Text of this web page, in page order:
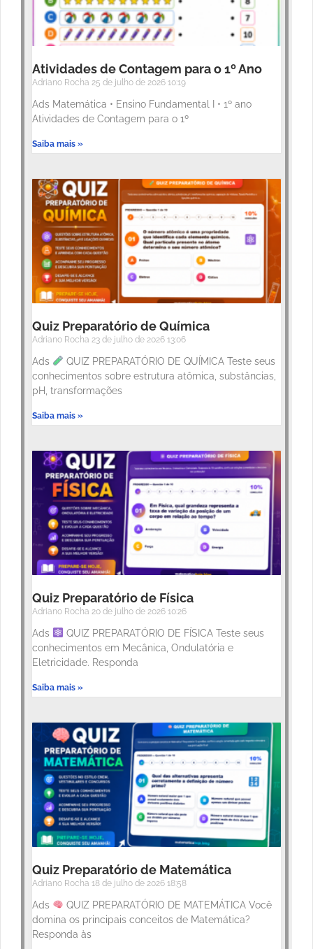
Atividades de Contagem para o 1º Ano
Adriano Rocha 25 de julho de 2026 10:19
Ads Matemática • Ensino Fundamental I • 1º ano
Atividades de Contagem para o 1º
Saiba mais »
Quiz Preparatório de Química
Adriano Rocha 23 de julho de 2026 13:06
Ads
QUIZ PREPARATÓRIO DE QUÍMICA Teste seus
conhecimentos sobre estrutura atômica, substâncias,
pH, transformações
Saiba mais »
Quiz Preparatório de Física
Adriano Rocha 20 de julho de 2026 10:26
Ads
QUIZ PREPARATÓRIO DE FÍSICA Teste seus
conhecimentos em Mecânica, Ondulatória e
Eletricidade. Responda
Saiba mais »
Quiz Preparatório de Matemática
Adriano Rocha 18 de julho de 2026 18:58
Ads
QUIZ PREPARATÓRIO DE MATEMÁTICA Você
domina os principais conceitos de Matemática?
Responda às